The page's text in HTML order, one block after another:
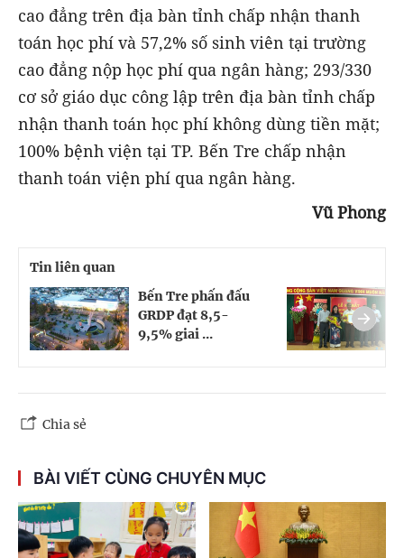
cao đẳng trên địa bàn tỉnh chấp nhận thanh
toán học phí và 57,2% số sinh viên tại trường
cao đẳng nộp học phí qua ngân hàng; 293/330
cơ sở giáo dục công lập trên địa bàn tỉnh chấp
nhận thanh toán học phí không dùng tiền mặt;
100% bệnh viện tại TP. Bến Tre chấp nhận
thanh toán viện phí qua ngân hàng.
Vũ Phong
Tin liên quan
Bến Tre phấn đấu
GRDP đạt 8,5-
9,5% giai ...
Chia sẻ
BÀI VIẾT CÙNG CHUYÊN MỤC